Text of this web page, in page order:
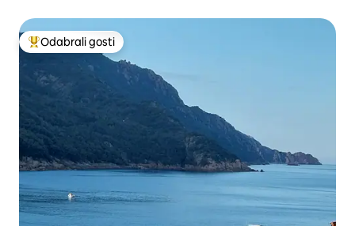
Među najviše rangiranima s oznakom „Odabrali gosti”
Odabrali gosti